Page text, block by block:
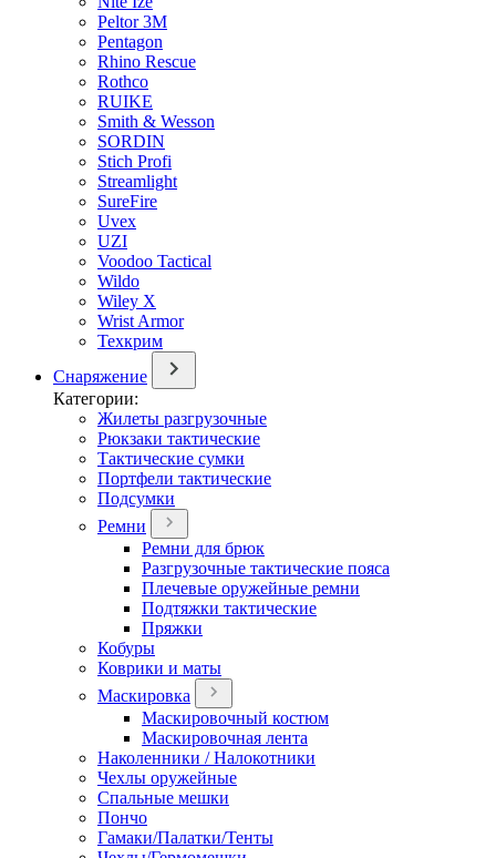
Peltor 3M
Pentagon
Rhino Rescue
Rothco
RUIKE
Smith & Wesson
SORDIN
Stich Profi
Streamlight
SureFire
Uvex
UZI
Voodoo Tactical
Wildo
Wiley X
Wrist Armor
Техкрим
Снаряжение
Категории:
Жилеты разгрузочные
Рюкзаки тактические
Тактические сумки
Портфели тактические
Подсумки
Ремни
Ремни для брюк
Разгрузочные тактические пояса
Плечевые оружейные ремни
Подтяжки тактические
Пряжки
Кобуры
Коврики и маты
Маскировка
Маскировочный костюм
Маскировочная лента
Наколенники / Налокотники
Чехлы оружейные
Спальные мешки
Пончо
Гамаки/Палатки/Тенты